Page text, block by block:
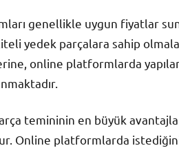
genellikle uygun fiyatlar
yedek parçalara sahip
online platformlarda
temininin en büyük
Online platformlarda